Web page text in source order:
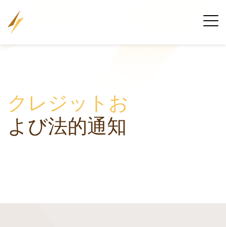
クレジットお
よび法的通知